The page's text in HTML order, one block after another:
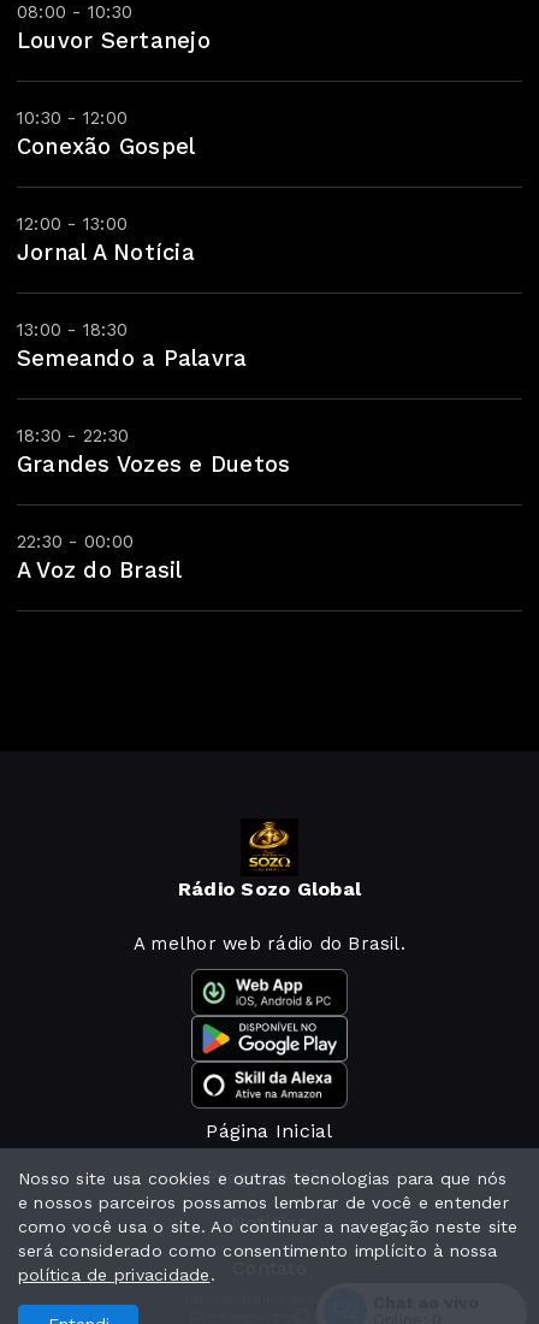
08:00 - 10:30
Louvor Sertanejo
10:30 - 12:00
Conexão Gospel
12:00 - 13:00
Jornal A Notícia
13:00 - 18:30
Semeando a Palavra
18:30 - 22:30
Grandes Vozes e Duetos
22:30 - 00:00
A Voz do Brasil
Rádio Sozo Global
A melhor web rádio do Brasil.
Página Inicial
Programação
Notícias
Nosso site usa cookies e outras tecnologias para que nós
e nossos parceiros possamos lembrar de você e entender
como você usa o site. Ao continuar a navegação neste site
será considerado como consentimento implícito à nossa
política de privacidade.